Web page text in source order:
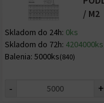
/ M2
Skladom do 24h: 0ks
Skladom do 72h: 4204000ks
Balenia: 5000ks(840)
- +